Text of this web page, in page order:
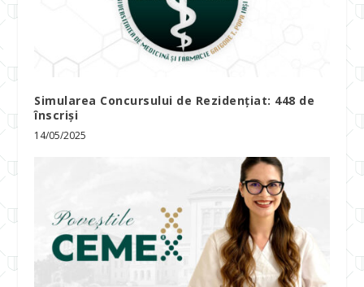
Simularea Concursului de Rezidențiat: 448 de
înscriși
14/05/2025